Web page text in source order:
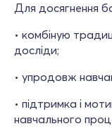
Для досягнення
• комбіную
досліди;
• упродовж
• підтримка і
навчального